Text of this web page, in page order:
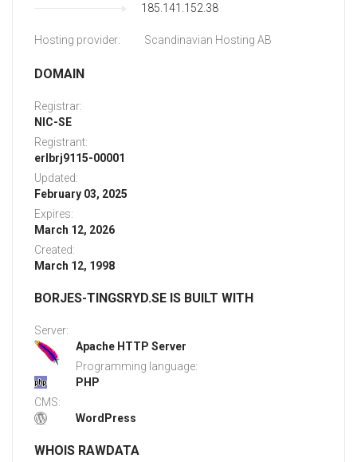
185.141.152.38
Hosting provider: Scandinavian Hosting AB
DOMAIN
Registrar:
NIC-SE
Registrant:
erlbrj9115-00001
Updated:
February 03, 2025
Expires:
March 12, 2026
Created:
March 12, 1998
BORJES-TINGSRYD.SE IS BUILT WITH
Server:
Apache HTTP Server
Programming language:
PHP
CMS:
WordPress
WHOIS RAWDATA